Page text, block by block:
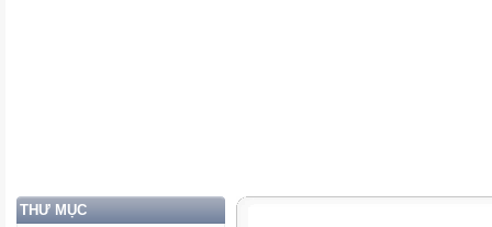
THƯ MỤC